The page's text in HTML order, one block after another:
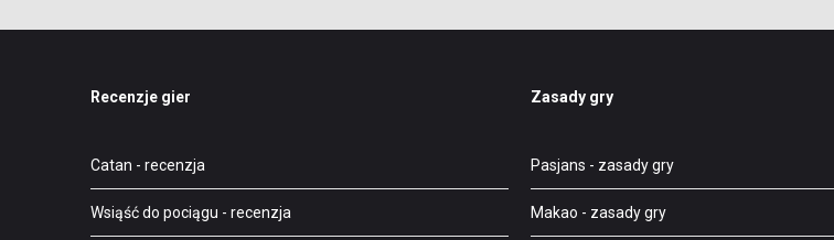
Recenzje gier
Catan - recenzja
Wsiąść do pociągu - recenzja
Zasady gry
Pasjans - zasady gry
Makao - zasady gry